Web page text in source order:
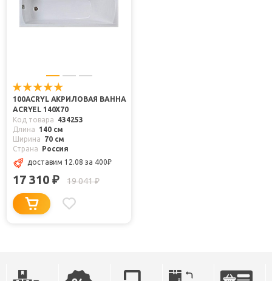
100ACRYL АКРИЛОВАЯ ВАННА
ACRYEL 140X70
Код товара
434253
Длина
140 см
Ширина
70 см
Страна
Россия
доставим 12.08 за 400₽
17 310 ₽ 19 041₽